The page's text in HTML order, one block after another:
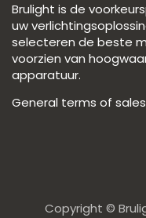
Brulight is de
uw
selecteren de beste
voorzien van
apparatuur.
General terms of sales
Copyright ©